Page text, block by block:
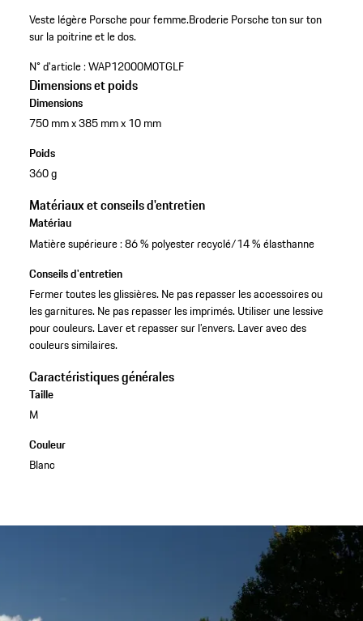
Veste légère Porsche pour femme.Broderie Porsche ton sur ton
sur la poitrine et le dos.
N° d'article :WAP12000M0TGLF
Dimensions et poids
Dimensions
750 mm x 385 mm x 10 mm
Poids
360 g
Matériaux et conseils d'entretien
Matériau
Matière supérieure : 86 % polyester recyclé/14 % élasthanne
Conseils d'entretien
Fermer toutes les glissières. Ne pas repasser les accessoires ou
les garnitures. Ne pas repasser les imprimés. Utiliser une lessive
pour couleurs. Laver et repasser sur l’envers. Laver avec des
couleurs similaires.
Caractéristiques générales
Taille
M
Couleur
Blanc